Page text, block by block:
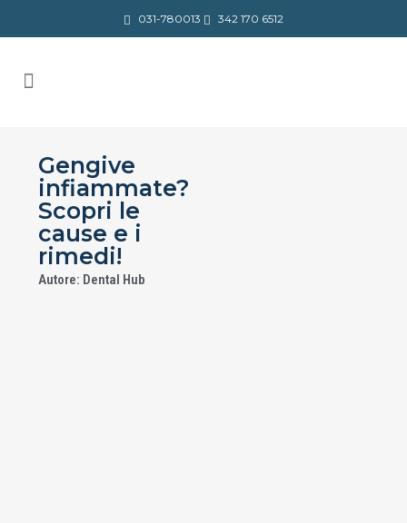
031-780013 342 170 6512
Gengive
infiammate?
Scopri le
cause e i
rimedi!
Autore: Dental Hub